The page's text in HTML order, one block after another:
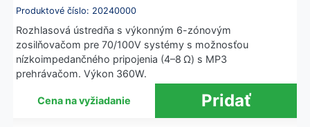
Produktové číslo: 20240000
Rozhlasová ústredňa s výkonným 6-zónovým
zosilňovačom pre 70/100V systémy s možnosťou
nízkoimpedančného pripojenia (4–8 Ω) s MP3
prehrávačom. Výkon 360W.
Cena na vyžiadanie